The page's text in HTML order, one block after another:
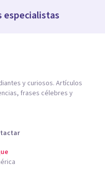
especialistas
y curiosos. Artículos
frases célebres y